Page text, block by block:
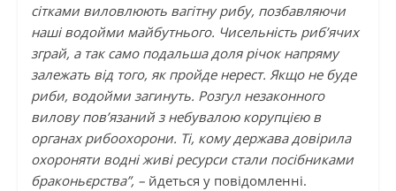
сітками виловлюють вагітну рибу, позбавляючи
наші водойми майбутнього. Чисельність риб’ячих
зграй, а так само подальша доля річок напряму
залежать від того, як пройде нерест. Якщо не буде
риби, водойми загинуть. Розгул незаконного
вилову пов’язаний з небувалою корупцією в
органах рибоохорони. Ті, кому держава довірила
охороняти водні живі ресурси стали посібниками
браконьєрства”, –йдеться у повідомленні.